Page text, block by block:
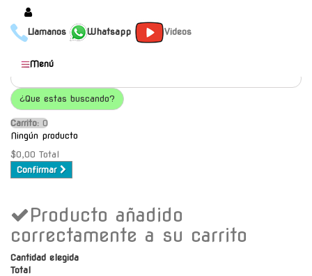
Llamanos Whatsapp Videos
Productos
Populares
Categorías
Marcas
Mayoristas
Contacto
Envío gratis a C.A.B.A. a
partir de $30000
Menú
¿Que estas buscando?
Carrito: O
Ningún producto
$0,00 Total
Confirmar
Producto añadido
correctamente a su carrito
Cantidad elegida
Total